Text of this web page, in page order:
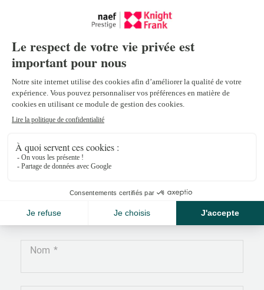
emilie.carnabuci@naef.ch
+41 26 309 28 93
Nom